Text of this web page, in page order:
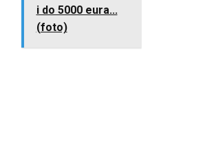
i do 5000 eura...
(foto)